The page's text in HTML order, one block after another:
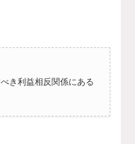
き利益相反関係にある